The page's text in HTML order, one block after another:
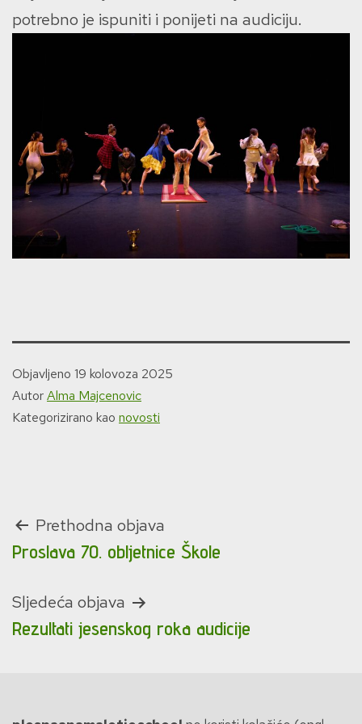
potrebno je ispuniti i ponijeti na audiciju.
Objavljeno 19 kolovoza 2025
AutorAlma Majcenovic
Kategorizirano kao novosti
Navigacija
objava
Prethodna objava
Proslava 70. obljetnice Škole
Sljedeća objava
Rezultati jesenskog roka audicije